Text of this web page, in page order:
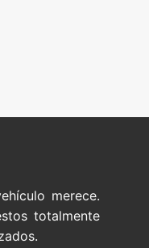
merece.
totalmente